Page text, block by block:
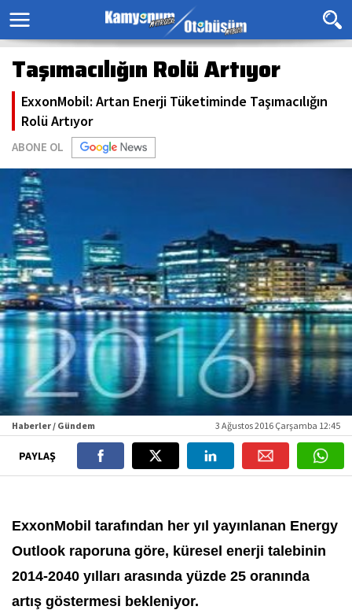
Taşımacılığın Rolü Artıyor
ExxonMobil: Artan Enerji Tüketiminde Taşımacılığın
Rolü Artıyor
ABONE OL
Haberler / Gündem 3 Ağustos 2016 Çarşamba 12:45
PAYLAŞ
ExxonMobil tarafından her yıl yayınlanan Energy
Outlook raporuna göre, küresel enerji talebinin
2014-2040 yılları arasında yüzde 25 oranında
artış göstermesi bekleniyor.